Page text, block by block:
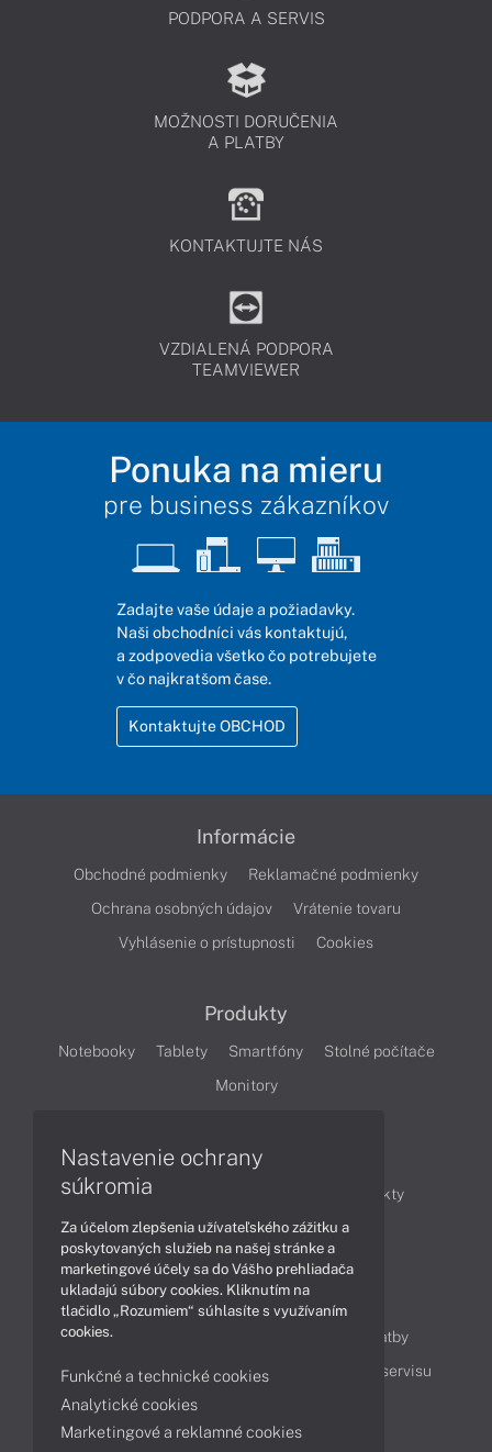
PODPORA A SERVIS
MOŽNOSTI DORUČENIA
A PLATBY
KONTAKTUJTE NÁS
VZDIALENÁ PODPORA
TEAMVIEWER
Ponuka na mieru
pre business zákazníkov
Zadajte vaše údaje a požiadavky.
Naši obchodníci vás kontaktujú,
a zodpovedia všetko čo potrebujete
v čo najkratšom čase.
Kontaktujte OBCHOD
Informácie
Obchodné podmienky
Reklamačné podmienky
Ochrana osobných údajov
Vrátenie tovaru
Vyhlásenie o prístupnosti
Cookies
Produkty
Notebooky Tablety Smartfóny
Stolné počítače
Monitory
Články
Obchodné informácie
Produkty
Technológie
Videá
Obsah
Ako nakupovať
Možnosti doručenia a platby
Podpora a servis
Servisné služby Cenník servisu
Kontakty
Nastavenie ochrany
súkromia
Za účelom zlepšenia užívateľského zážitku a
poskytovaných služieb na našej stránke a
marketingové účely sa do Vášho prehliadača
ukladajú súbory cookies. Kliknutím na
tlačidlo „Rozumiem“ súhlasíte s využívaním
cookies.
Funkčné a technické cookies
Analytické cookies
Marketingové a reklamné cookies